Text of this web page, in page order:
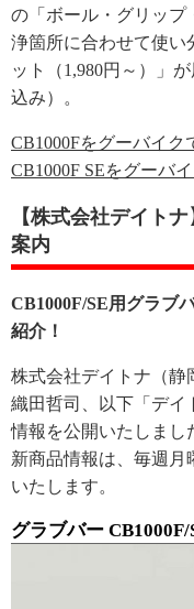
の「ボール・グリップ
浄箇所に合わせて使い
ット（1,980円～）」
込み）。
CB1000Fをグーバイク
CB1000F SEをグーバ
【株式会社デイト
案内
CB1000F/SE用グラブ
紹介！
株式会社デイトナ（静
織田哲司、以下「デイ
情報を公開いたしまし
新商品情報は、毎週月
いたします。
グラブバー CB1000F/